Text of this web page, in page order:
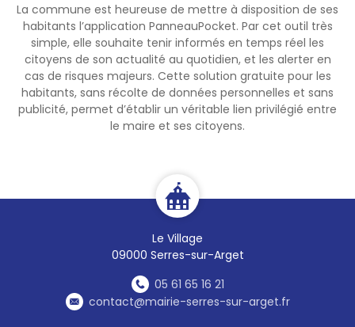
La commune est heureuse de mettre à disposition de ses
habitants l’application PanneauPocket. Par cet outil très
simple, elle souhaite tenir informés en temps réel les
citoyens de son actualité au quotidien, et les alerter en
cas de risques majeurs. Cette solution gratuite pour les
habitants, sans récolte de données personnelles et sans
publicité, permet d’établir un véritable lien privilégié entre
le maire et ses citoyens.
Le Village
09000 Serres-sur-Arget
05 61 65 16 21
contact@mairie-serres-sur-arget.fr